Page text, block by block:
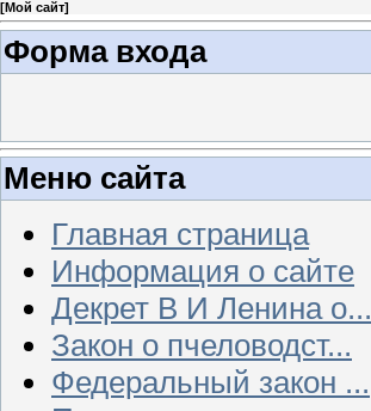
[Мой сайт]
Форма входа
Меню сайта
Главная страница
Информация о сайте
Декрет В И Ленина о...
Закон о пчеловодст...
Федеральный закон ...